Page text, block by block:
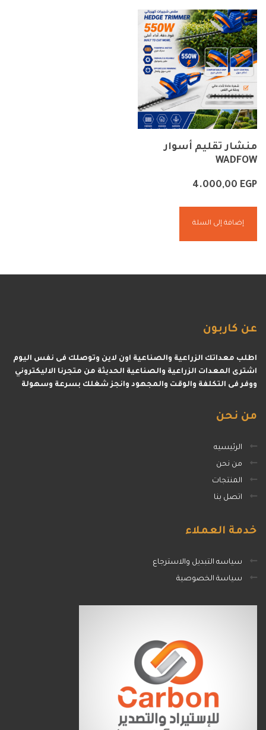
منشار تقليم أسوار
WADFOW
4.000,00 EGP
إضافة إلى السلة
عن كاربون
اطلب معداتك الزراعية والصناعية اون لاين وتوصلك فى نفس اليوم
اشترى المعدات الزراعية والصناعية الحديثة من متجرنا الاليكتروني
ووفر فى التكلفة والوقت والمجهود وانجز شغلك بسرعة وسهولة
من نحن
الرئيسيه
من نحن
المنتجات
اتصل بنا
خدمة العملاء
سياسه التبديل والاسترجاع
سياسة الخصوصية